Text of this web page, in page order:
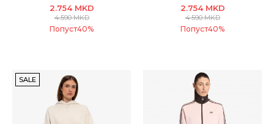
2.754 MKD
4.590MKD
Попуст40%
2.754 MKD
4.590MKD
Попуст40%
SALE